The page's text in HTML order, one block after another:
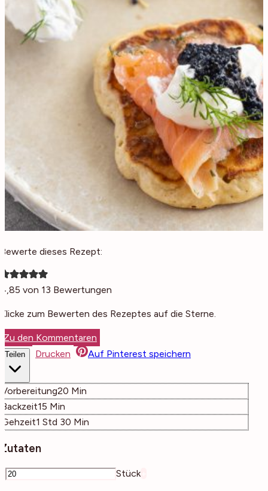
Bewerte dieses Rezept:
4,85 von 13 Bewertungen
Klicke zum Bewerten des Rezeptes auf die Sterne.
Zu den Kommentaren
Teilen Drucken Auf Pinterest speichern
Vorbereitung20 Minuten
Min
Backzeit15 Minuten
Min
Gehzeit1 Stunde
Std 30 Minuten
Min
Zutaten
Stück